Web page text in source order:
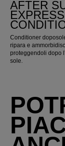
AFTER
EXPRESS
Conditioner
ripara e
proteggendoli dopo
sole.